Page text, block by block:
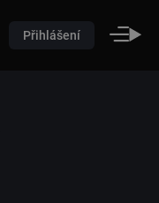
Přihlášení